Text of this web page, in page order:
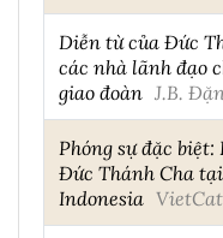
Diễn từ của Đức
các nhà lãnh đạo
giao đoàn J.B.
Phóng sự đặc
Đức Thánh Cha
Indonesia